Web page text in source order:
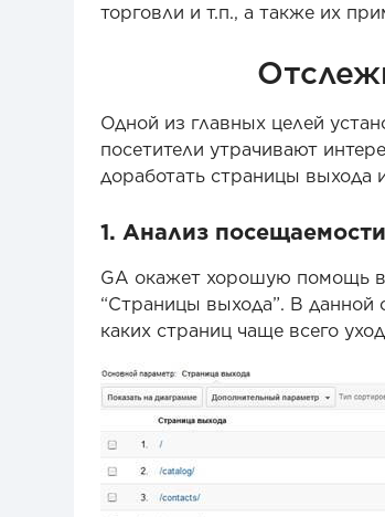
торговли и т.п., а также их
Одной из главных целей
посетители утрачивают
доработать страницы выхода
1. Анализ
GA окажет хорошую помощь в
“Страницы выхода”. В данной
каких страниц чаще всего